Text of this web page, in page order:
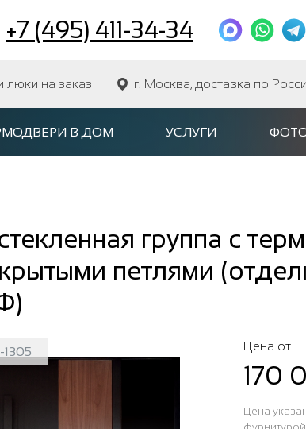
+7 (495) 411-34-34
на заказ г. Москва, доставка по
В ДОМ УСЛУГИ
группа с
петлями
Цена от
170
Цена